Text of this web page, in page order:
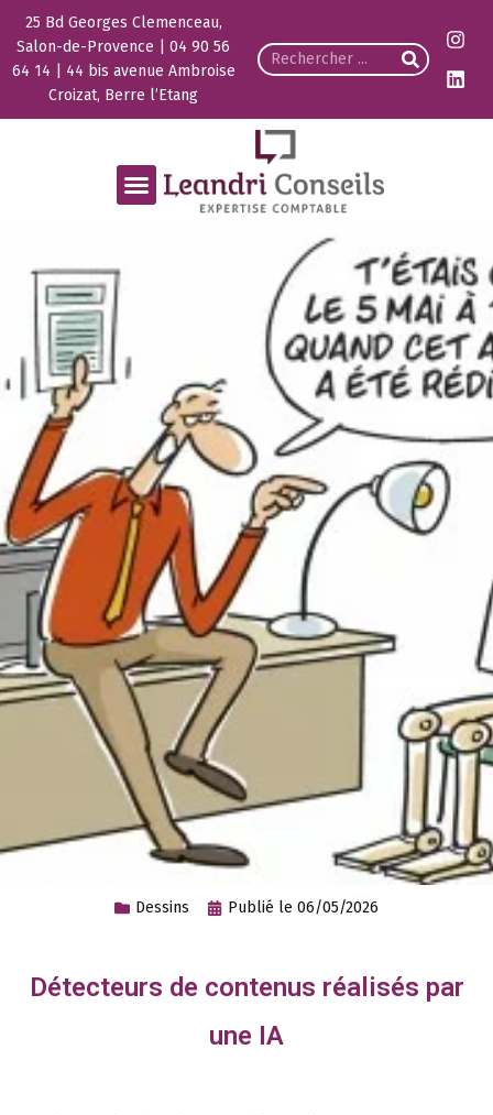
25 Bd Georges Clemenceau,
Salon-de-Provence | 04 90 56
64 14 | 44 bis avenue Ambroise
Croizat, Berre l’Etang
Dessins Publié le 06/05/2026
Détecteurs de contenus réalisés par
une IA